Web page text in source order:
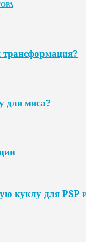
трансформация?
для мяса?
куклу для PSP